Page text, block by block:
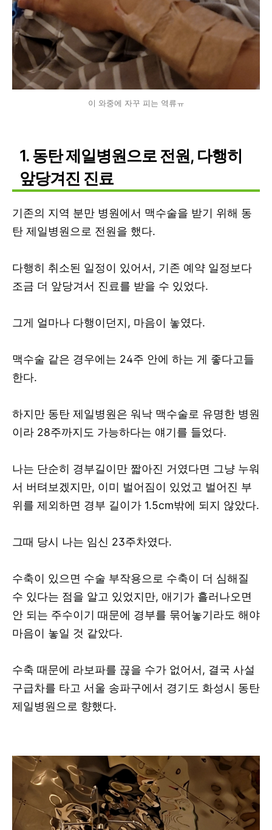
이 와중에 자꾸 피는 역류ㅠ
1. 동탄 제일병원으로 전원, 다행히
앞당겨진 진료
기존의 지역 분만 병원에서 맥수술을 받기 위해 동
탄 제일병원으로 전원을 했다.
다행히 취소된 일정이 있어서, 기존 예약 일정보다
조금 더 앞당겨서 진료를 받을 수 있었다.
그게 얼마나 다행이던지, 마음이 놓였다.
맥수술 같은 경우에는 24주 안에 하는 게 좋다고들
한다.
하지만 동탄 제일병원은 워낙 맥수술로 유명한 병원
이라 28주까지도 가능하다는 얘기를 들었다.
나는 단순히 경부길이만 짧아진 거였다면 그냥 누워
서 버텨보겠지만, 이미 벌어짐이 있었고 벌어진 부
위를 제외하면 경부 길이가 1.5cm밖에 되지 않았다.
그때 당시 나는 임신 23주차였다.
수축이 있으면 수술 부작용으로 수축이 더 심해질
수 있다는 점을 알고 있었지만, 애기가 흘러나오면
안 되는 주수이기 때문에 경부를 묶어놓기라도 해야
마음이 놓일 것 같았다.
수축 때문에 라보파를 끊을 수가 없어서, 결국 사설
구급차를 타고 서울 송파구에서 경기도 화성시 동탄
제일병원으로 향했다.